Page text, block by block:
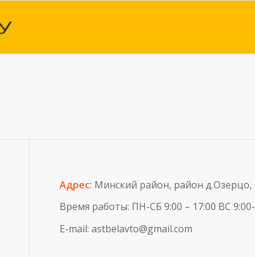
Адрес: Минский район, район д.Озерцо,
Время работы: ПН-СБ 9:00 – 17:00 ВС
E-mail: astbelavto@gmail.com